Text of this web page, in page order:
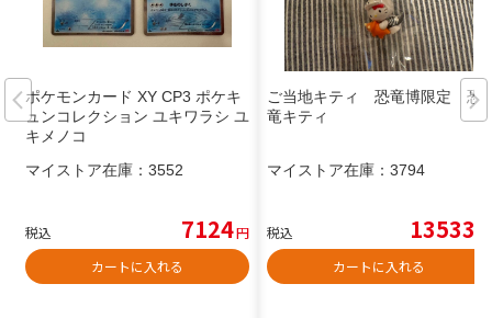
ポケモンカード XY CP3 ポケキ
ュンコレクション ユキワラシ ユ
キメノコ
マイストア在庫： 3552
税込 7124円
カートに入れる
ご当地キティ 恐竜博限定 恐
竜キティ
マイストア在庫： 3794
税込 13533
カートに入れる